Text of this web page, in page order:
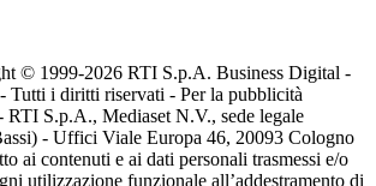
© 1999-2026 RTI S.p.A. Business Digital -
Tutti i diritti riservati - Per la pubblicità
S.p.A., Mediaset N.V., sede legale
- Uffici Viale Europa 46, 20093 Cologno
ai contenuti e ai dati personali trasmessi e/o
utilizzazione funzionale all’addestramento di